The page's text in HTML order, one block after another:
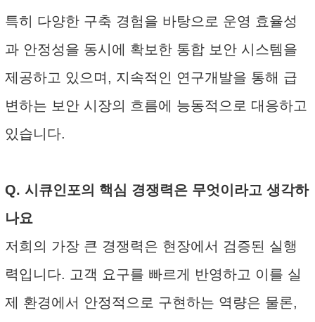
특히 다양한 구축 경험을 바탕으로 운영 효율성
과 안정성을 동시에 확보한 통합 보안 시스템을
제공하고 있으며, 지속적인 연구개발을 통해 급
변하는 보안 시장의 흐름에 능동적으로 대응하고
있습니다.
Q. 시큐인포의 핵심 경쟁력은 무엇이라고 생각하
나요
저희의 가장 큰 경쟁력은 현장에서 검증된 실행
력입니다. 고객 요구를 빠르게 반영하고 이를 실
제 환경에서 안정적으로 구현하는 역량은 물론,